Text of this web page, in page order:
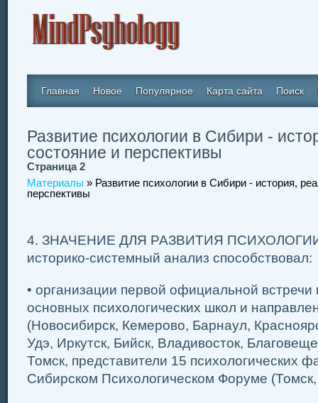
Главная Новое Популярное Карта сайта Поиск
Развитие психологии в Сибири -
состояние и перспективы
Страница 2
Материалы » Развитие психологии в Сибири - история,
перспективы
4. ЗНАЧЕНИЕ ДЛЯ РАЗВИТИЯ
историко-системный анализ способствовал:
• организации первой официальной встречи
основных психологических школ и
(Новосибирск, Кемерово, Барнаул,
Удэ, Иркутск, Бийск, Владивосток,
Томск, представители 15 психологических
Сибирском Психологическом Форуме